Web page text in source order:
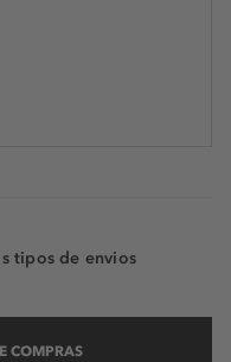
tipos de envios
COMPRAS